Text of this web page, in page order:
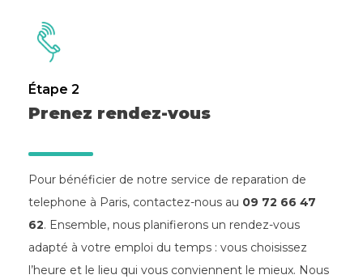
Étape 2
Prenez rendez-vous
Pour bénéficier de notre service de reparation de
telephone à Paris, contactez-nous au 09 72 66 47
62. Ensemble, nous planifierons un rendez-vous
adapté à votre emploi du temps : vous choisissez
l’heure et le lieu qui vous conviennent le mieux. Nous